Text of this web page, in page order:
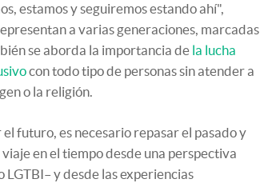
estamos y seguiremos estando ahí",
a varias generaciones, marcadas
se aborda la importancia de la lucha
con todo tipo de personas sin atender a
o la religión.
futuro, es necesario repasar el pasado y
en el tiempo desde una perspectiva
y desde las experiencias